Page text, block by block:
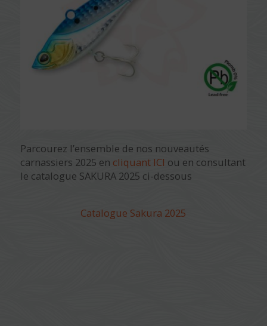
Parcourez l’ensemble de nos nouveautés
carnassiers 2025 en cliquant ICI ou en consultant
le catalogue SAKURA 2025 ci-dessous
Catalogue Sakura 2025